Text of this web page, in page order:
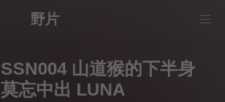
野片
SSN004 山道猴的下半身
莫忘中出 LUNA